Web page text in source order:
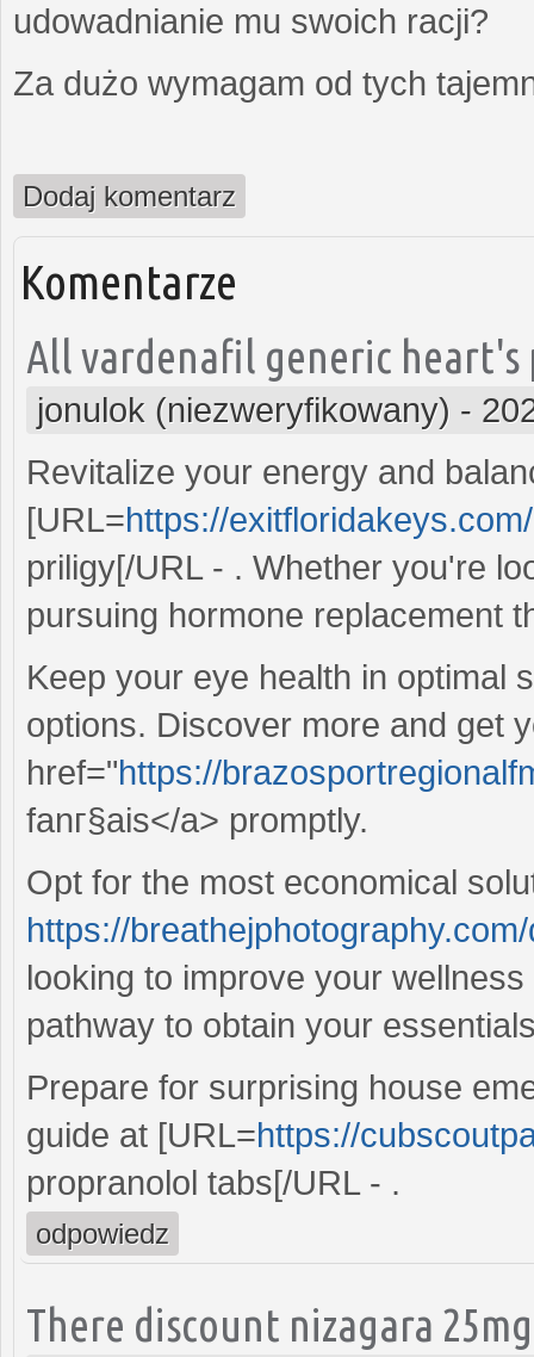
udowadnianie mu swoich racji?
Za dużo wymagam od tych
Dodaj komentarz
Komentarze
All vardenafil generic
jonulok (niezweryfikowany) -
Revitalize your energy and
[URL=https://
priligy[/URL - . Whether you're
pursuing hormone replacement
Keep your eye health in optimal
options. Discover more and get
href="https://
fanг§ais</a> promptly.
Opt for the most economical
https://
looking to improve your
pathway to obtain your
Prepare for surprising house
guide at [URL=https://
propranolol tabs[/URL - .
odpowiedz
There discount nizagara